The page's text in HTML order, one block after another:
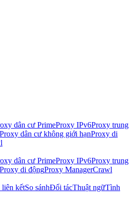
dân cư PrimeProxy IPv6Proxy trung
Proxy dân cư không giới hạnProxy di
dân cư PrimeProxy IPv6Proxy trung
Proxy di độngProxy ManagerCrawl
kếtSo sánhĐối tácThuật ngữTình